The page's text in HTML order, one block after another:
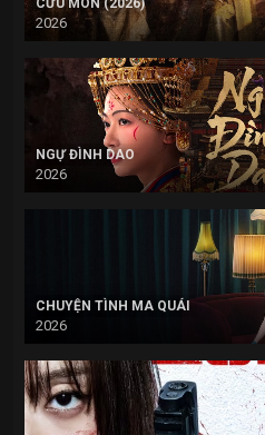
2026
NGỰ ĐÌNH DAO
2026
CHUYỆN TÌNH MA QUÁI
2026